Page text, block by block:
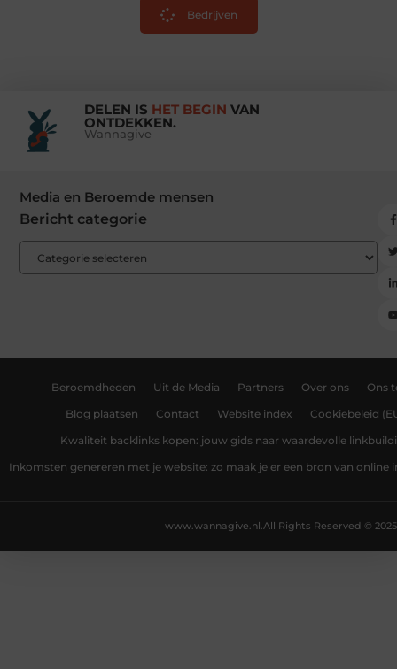
Bedrijven
DELEN IS HET BEGIN VAN
ONTDEKKEN.
Wannagive
Media en Beroemde mensen
Bericht categorie
Beroemdheden Uit de Media Partners Over ons Ons
Blog plaatsen Contact Website index Cookiebeleid
Kwaliteit backlinks kopen: jouw gids naar waardevolle
Inkomsten genereren met je website: zo maak je er een bron van online
All Rights Reserved © 2025
www.wannagive.nl.